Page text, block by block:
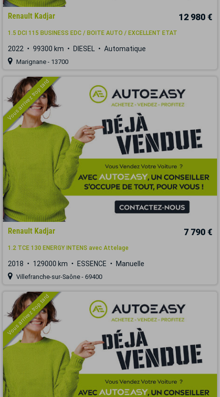
Renault Kadjar 12 980 €
1.5 DCI 115 BUSINESS EDC / BOITE AUTO / EXCELLENT ETAT
2022 99300 km DIESEL Automatique
Marignane - 13700
Vous arrivez trop tard
Renault Kadjar 7 790 €
1.2 TCE 130 ENERGY INTENS avec Attelage
2018 129000 km ESSENCE Manuelle
Villefranche-sur-Saône - 69400
Vous arrivez trop tard